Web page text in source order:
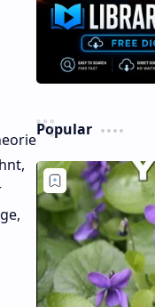
Popular